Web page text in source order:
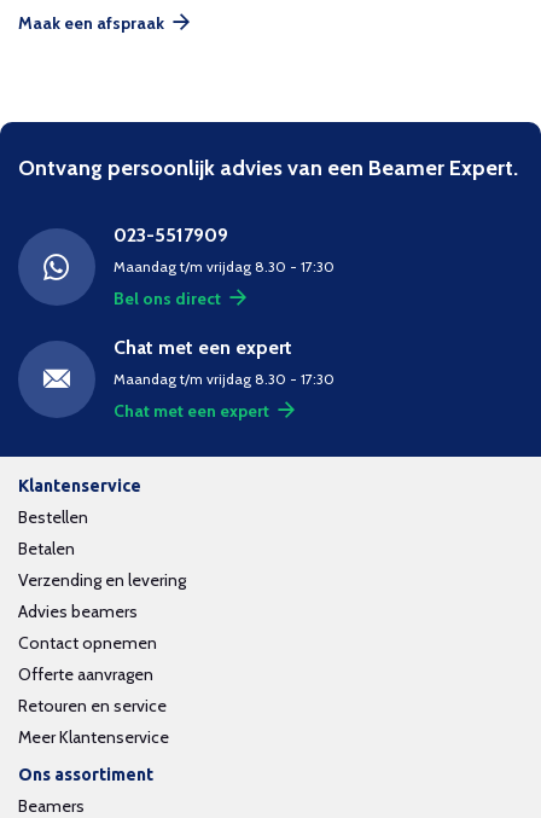
Maak een afspraak
Ontvang persoonlijk advies van een Beamer Expert.
023-5517909
Maandag t/m vrijdag 8.30 - 17:30
Bel ons direct
Chat met een expert
Maandag t/m vrijdag 8.30 - 17:30
Chat met een expert
Klantenservice
Bestellen
Betalen
Verzending en levering
Advies beamers
Contact opnemen
Offerte aanvragen
Retouren en service
Meer Klantenservice
Ons assortiment
Beamers